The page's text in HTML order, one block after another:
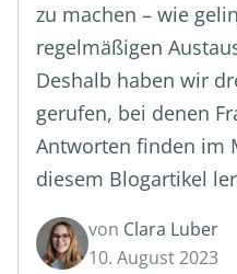
zu machen – wie
regelmäßigen
Deshalb haben wir
gerufen, bei denen
Antworten finden im
diesem Blogartikel
von Clara Luber
10. August 2023